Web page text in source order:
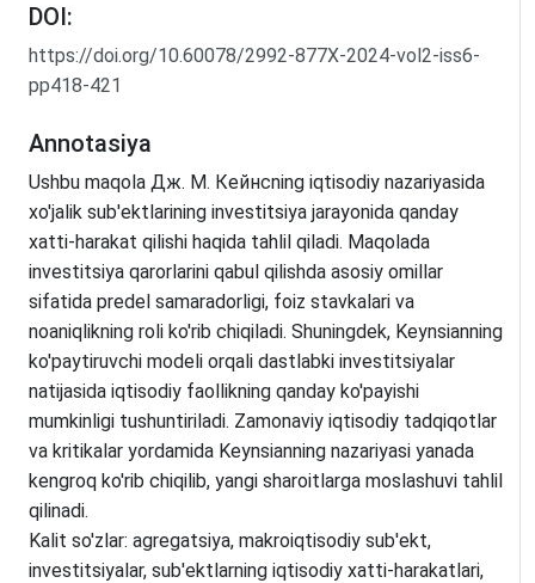
DOI:
https://doi.org/10.60078/2992-877X-2024-vol2-iss6-
pp418-421
Annotasiya
Ushbu maqola Дж. М. Кейнсning iqtisodiy nazariyasida
xo'jalik sub'ektlarining investitsiya jarayonida qanday
xatti-harakat qilishi haqida tahlil qiladi. Maqolada
investitsiya qarorlarini qabul qilishda asosiy omillar
sifatida predel samaradorligi, foiz stavkalari va
noaniqlikning roli ko'rib chiqiladi. Shuningdek, Keynsianning
ko'paytiruvchi modeli orqali dastlabki investitsiyalar
natijasida iqtisodiy faollikning qanday ko'payishi
mumkinligi tushuntiriladi. Zamonaviy iqtisodiy tadqiqotlar
va kritikalar yordamida Keynsianning nazariyasi yanada
kengroq ko'rib chiqilib, yangi sharoitlarga moslashuvi tahlil
qilinadi.
Kalit so'zlar: agregatsiya, makroiqtisodiy sub'ekt,
investitsiyalar, sub'ektlarning iqtisodiy xatti-harakatlari,